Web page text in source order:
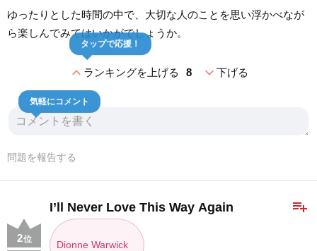
ゆったりとした時間の中で、大切な人のことを思い浮かべなが
ら楽しんでみてはいかがでしょうか。
expand_lessランキングを上げる 8
タップで応援！
expand_more下げる
気軽にコメント
問題を報告する
playlist_add
I’ll Never Love This Way Again
Dionne Warwick
2位